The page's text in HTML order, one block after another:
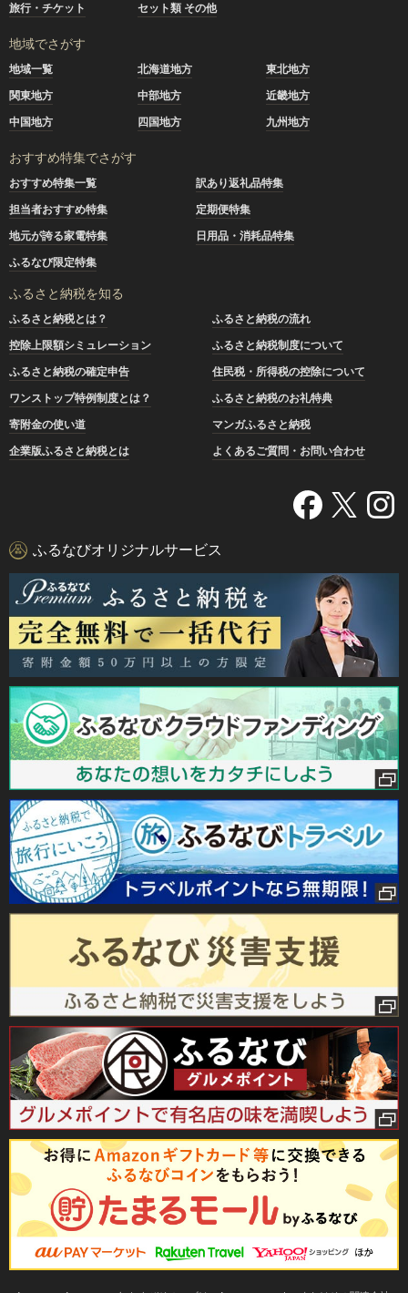
旅行・チケット
セット類 その他
地域でさがす
地域一覧 北海道地方
東北地方
関東地方
中部地方
近畿地方
中国地方
四国地方 九州地方
おすすめ特集でさがす
おすすめ特集一覧
訳あり返礼品特集
担当者おすすめ特集
定期便特集
地元が誇る家電特集
日用品・消耗品特集
ふるなび限定特集
ふるさと納税を知る
ふるさと納税とは？
ふるさと納税の流れ
控除上限額シミュレーション
ふるさと納税制度について
ふるさと納税の確定申告
住民税・所得税の控除について
ワンストップ特例制度とは？
ふるさと納税のお礼特典
寄附金の使い道
マンガふるさと納税
企業版ふるさと納税とは
よくあるご質問・お問い合わせ
ふるなびオリジナルサービス